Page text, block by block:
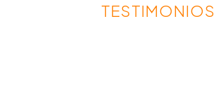
TESTIMONIOS